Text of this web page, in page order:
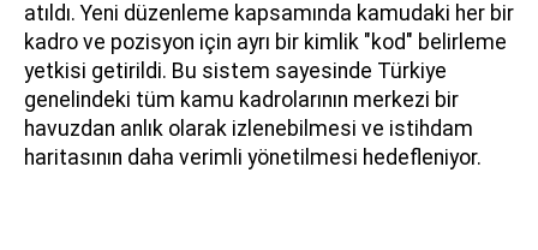
atıldı. Yeni düzenleme kapsamında kamudaki her bir
kadro ve pozisyon için ayrı bir kimlik "kod" belirleme
yetkisi getirildi. Bu sistem sayesinde Türkiye
genelindeki tüm kamu kadrolarının merkezi bir
havuzdan anlık olarak izlenebilmesi ve istihdam
haritasının daha verimli yönetilmesi hedefleniyor.